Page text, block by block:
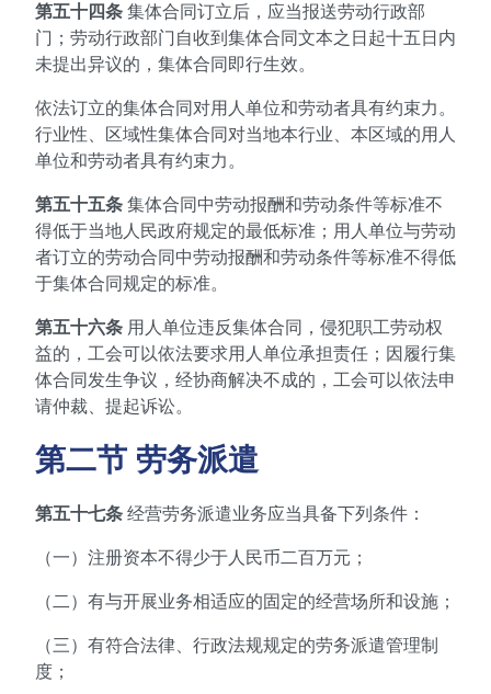
第五十四条 集体合同订立后，应当报送劳动行政部
门；劳动行政部门自收到集体合同文本之日起十五日内
未提出异议的，集体合同即行生效。
依法订立的集体合同对用人单位和劳动者具有约束力。
行业性、区域性集体合同对当地本行业、本区域的用人
单位和劳动者具有约束力。
第五十五条 集体合同中劳动报酬和劳动条件等标准不
得低于当地人民政府规定的最低标准；用人单位与劳动
者订立的劳动合同中劳动报酬和劳动条件等标准不得低
于集体合同规定的标准。
第五十六条 用人单位违反集体合同，侵犯职工劳动权
益的，工会可以依法要求用人单位承担责任；因履行集
体合同发生争议，经协商解决不成的，工会可以依法申
请仲裁、提起诉讼。
第二节 劳务派遣
第五十七条 经营劳务派遣业务应当具备下列条件：
（一）注册资本不得少于人民币二百万元；
（二）有与开展业务相适应的固定的经营场所和设施；
（三）有符合法律、行政法规规定的劳务派遣管理制
度；